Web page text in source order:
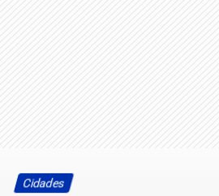
Cidades